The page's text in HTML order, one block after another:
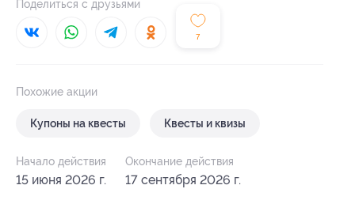
7
Поделиться с друзьями
Похожие акции
Купоны на квесты Квесты и квизы
Начало действия
15 июня 2026 г.
Окончание действия
17 сентября 2026 г.